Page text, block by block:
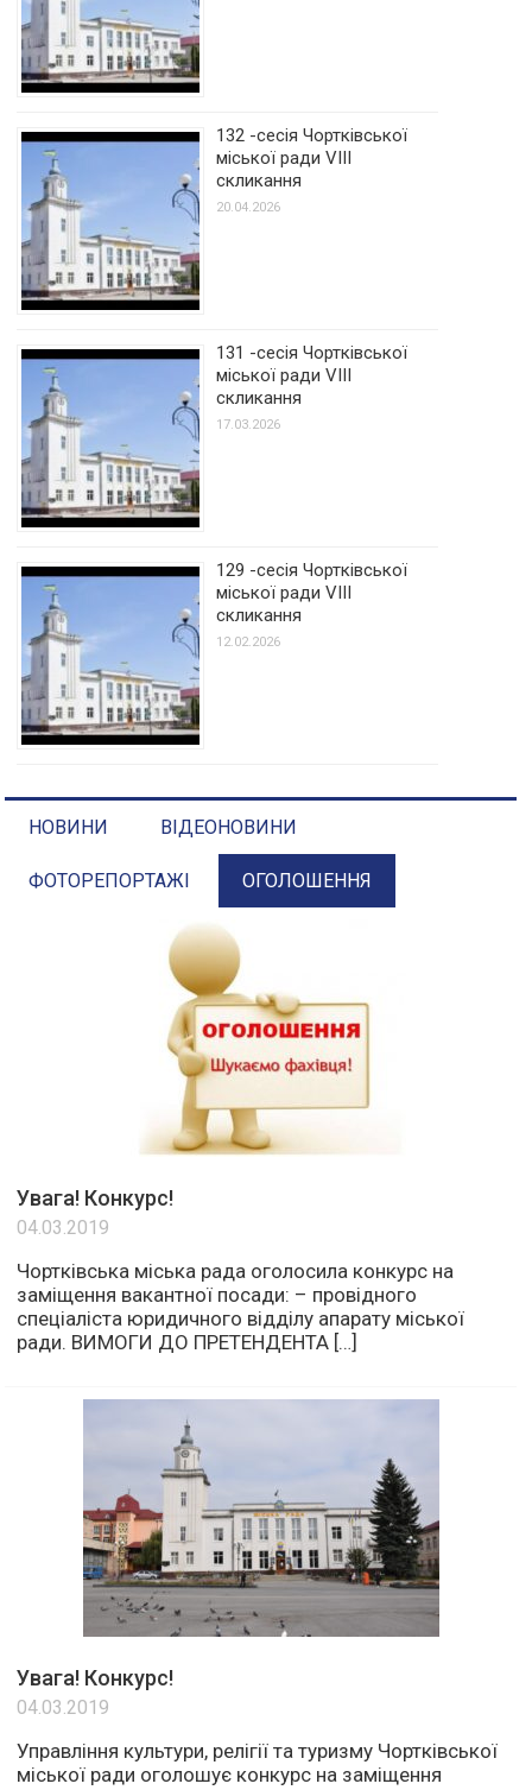
132 -сесія Чортківської
міської ради VIII
скликання
20.04.2026
131 -сесія Чортківської
міської ради VIII
скликання
17.03.2026
129 -сесія Чортківської
міської ради VIII
скликання
12.02.2026
НОВИНИ ВІДЕОНОВИНИ
ФОТОРЕПОРТАЖІ ОГОЛОШЕННЯ
Увага! Конкурс!
04.03.2019
Чортківська міська рада оголосила конкурс на
заміщення вакантної посади: – провідного
спеціаліста юридичного відділу апарату міської
ради. ВИМОГИ ДО ПРЕТЕНДЕНТА […]
Увага! Конкурс!
04.03.2019
Управління культури, релігії та туризму Чортківської
міської ради оголошує конкурс на заміщення